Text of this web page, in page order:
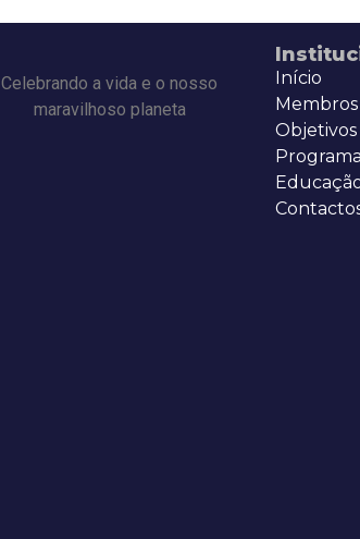
Celebrando a vida e o nosso
maravilhoso planeta
Início
Membros
Objetivos